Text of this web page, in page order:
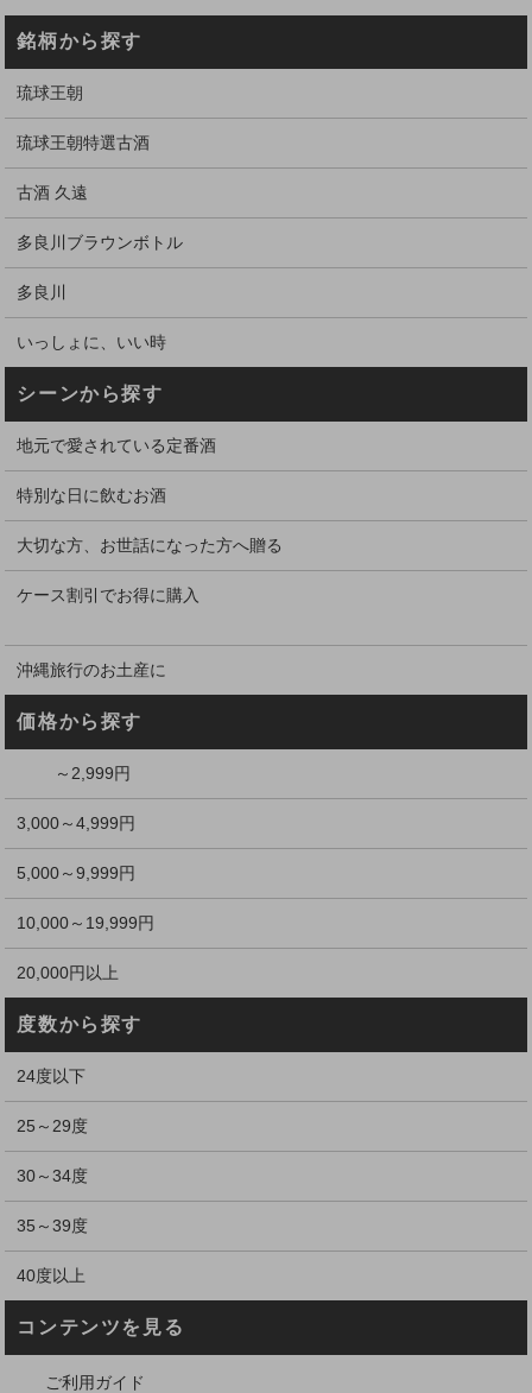
銘柄から探す
琉球王朝
琉球王朝特選古酒
古酒 久遠
多良川ブラウンボトル
多良川
いっしょに、いい時
シーンから探す
地元で愛されている定番酒
特別な日に飲むお酒
大切な方、お世話になった方へ贈る
ケース割引でお得に購入
沖縄旅行のお土産に
価格から探す
～2,999円
3,000～4,999円
5,000～9,999円
10,000～19,999円
20,000円以上
度数から探す
24度以下
25～29度
30～34度
35～39度
40度以上
コンテンツを見る
ご利用ガイド